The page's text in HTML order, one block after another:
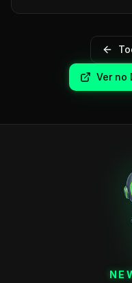
Ver no